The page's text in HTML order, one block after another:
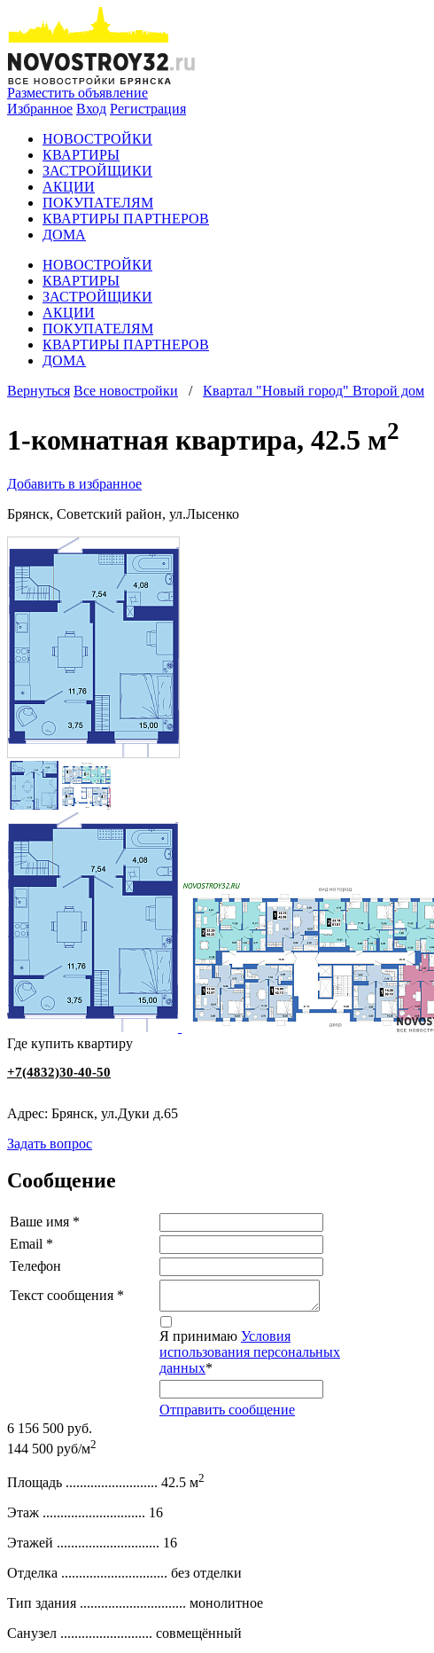
Разместить объявление
Избранное Вход Регистрация
НОВОСТРОЙКИ
КВАРТИРЫ
ЗАСТРОЙЩИКИ
АКЦИИ
ПОКУПАТЕЛЯМ
КВАРТИРЫ ПАРТНЕРОВ
ДОМА
НОВОСТРОЙКИ
КВАРТИРЫ
ЗАСТРОЙЩИКИ
АКЦИИ
ПОКУПАТЕЛЯМ
КВАРТИРЫ ПАРТНЕРОВ
ДОМА
Вернуться Все новостройки / Квартал "Новый город" Второй дом
1-комнатная квартира, 42.5 м2
Добавить в избранное
Брянск, Советский район, ул.Лысенко
Где купить квартиру
‭+7(4832)30-40-50
Адрес: Брянск, ул.Дуки д.65
Задать вопрос
Сообщение
Ваше имя *
Email *
Телефон
Текст сообщения *
Я принимаю Условия
использования персональных
данных*
Отправить сообщение
6 156 500 руб.
144 500 руб/м2
Площадь .......................... 42.5 м2
Этаж ............................. 16
Этажей ............................. 16
Отделка .............................. без отделки
Тип здания .............................. монолитное
Санузел .......................... совмещённый